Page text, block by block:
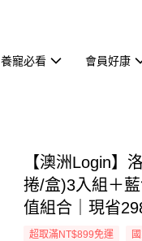
養寵必看 會員好康
【澳洲Login】
捲/盒)3入組＋
值組合｜現省
超取滿NT$899免運